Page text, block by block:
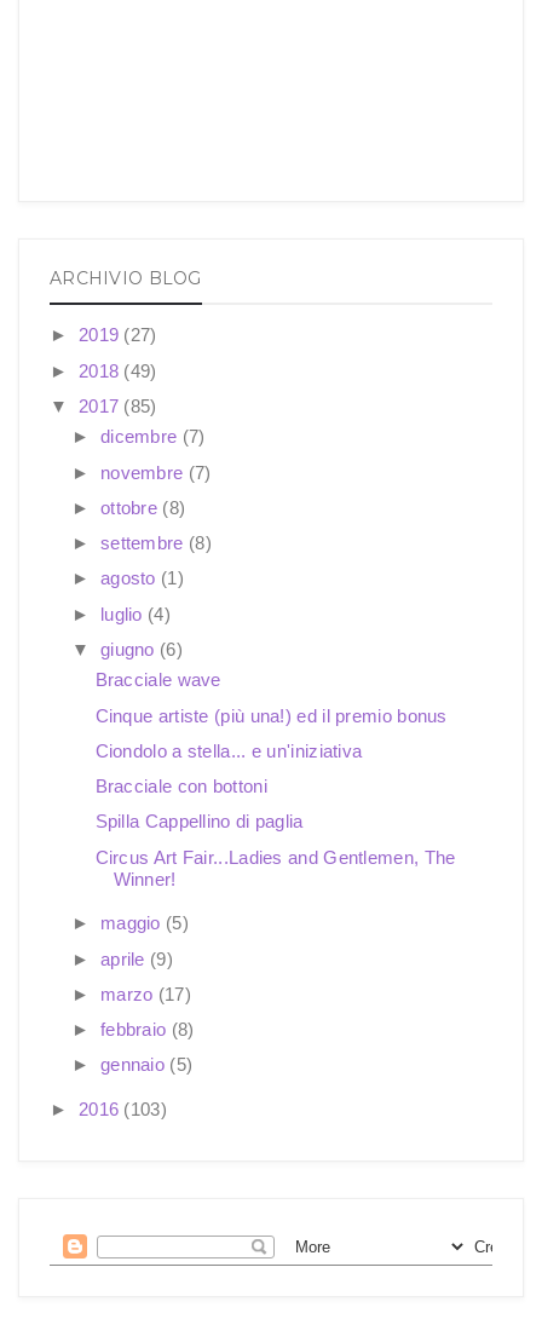
ARCHIVIO BLOG
► 2019 (27)
► 2018 (49)
▼ 2017 (85)
► dicembre (7)
► novembre (7)
► ottobre (8)
► settembre (8)
► agosto (1)
► luglio (4)
▼ giugno (6)
Bracciale wave
Cinque artiste (più una!) ed il premio bonus
Ciondolo a stella... e un'iniziativa
Bracciale con bottoni
Spilla Cappellino di paglia
Circus Art Fair...Ladies and Gentlemen, The
Winner!
► maggio (5)
► aprile (9)
► marzo (17)
► febbraio (8)
► gennaio (5)
► 2016 (103)